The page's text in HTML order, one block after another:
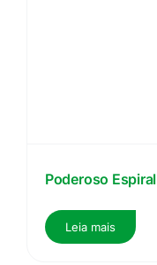
Poderoso Espiral
Leia mais